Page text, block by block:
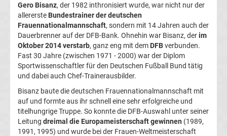
Alle
UEFA-
Präsidenten
Alle
Welttorhüter
des
Gero Bisanz, der 1982 inthronisiert wurde, war nicht nur der
allererste Bundestrainer der deutschen
Frauennationalmannschaft, sondern mit 14 Jahren auch der
Dauerbrenner auf der DFB-Bank. Ohnehin war Bisanz, derim
Oktober 2014 verstarb, ganz eng mit dem DFBverbunden.
Fast 30 Jahre (zwischen 1971 - 2000) war der Diplom
Sportwissenschaftler für den Deutschen Fußball Bund tätig
und dabei auch Chef-Trainerausbilder.
Bisanz baute die deutschen Frauennationalmannschaft mit
auf und formte aus ihr schnell eine sehr erfolgreiche und
titelhungrige Truppe. So konnte die DFB-Auswahl unter seiner
Leitung dreimal die Europameisterschaft gewinnen (1989,
1991, 1995) und wurde bei der Frauen-Weltmeisterschaft